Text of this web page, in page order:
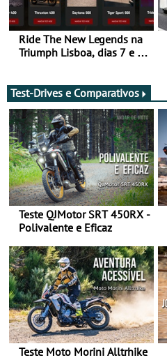
Ride The New Legends na
Triumph Lisboa, dias 7 e 8
Test-Drives e Comparativos
Teste QJMotor SRT 450RX -
Polivalente e Eficaz
Teste Moto Morini Alltrhike